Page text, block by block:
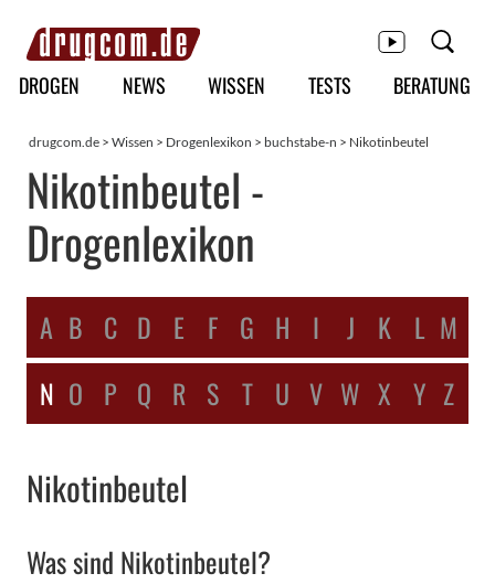
Hauptmenü
DROGEN NEWS WISSEN TESTS BERATUNG
drugcom.de > Wissen > Drogenlexikon > buchstabe-n > Nikotinbeutel
Nikotinbeutel -
Drogenlexikon
A B C D E F G H I J K L M
N O P Q R S T U V W X Y Z
Nikotinbeutel
Was sind Nikotinbeutel?